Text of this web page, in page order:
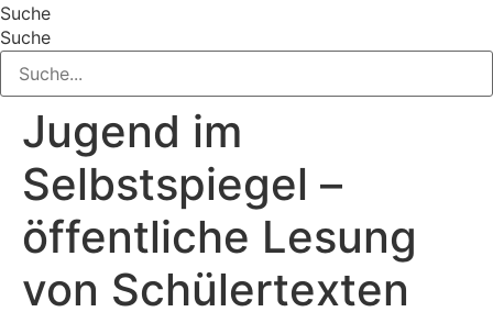
Suche
Suche
Jugend im
Selbstspiegel –
öffentliche Lesung
von Schülertexten